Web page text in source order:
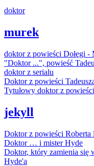
doktor
murek
doktorz powieści Dołęgi -
"Doktor...", powieść
doktorz serialu
Doktorz powieści
Tytułowy doktorz
jekyll
Doktorz powieści Roberta
Doktor… i mister Hyde
Doktor, który zamienia się
Hyde'a